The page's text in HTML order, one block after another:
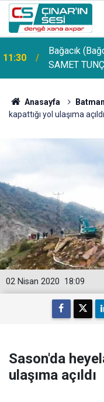
11:30
Bağacık
SAMET
Anasayfa Batman
kapattığı yol ulaşıma açıldı
18:09
02 Nisan 2020
Sason'da
ulaşıma açıldı